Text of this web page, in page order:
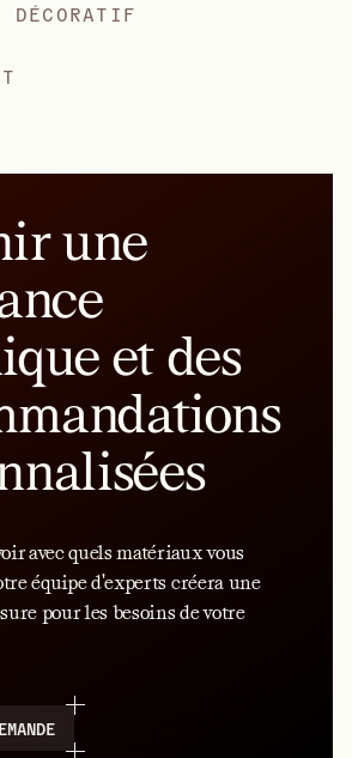
DÉCORATIF
une
et des
avec quels matériaux vous
équipe d'experts créera une
pour les besoins de votre